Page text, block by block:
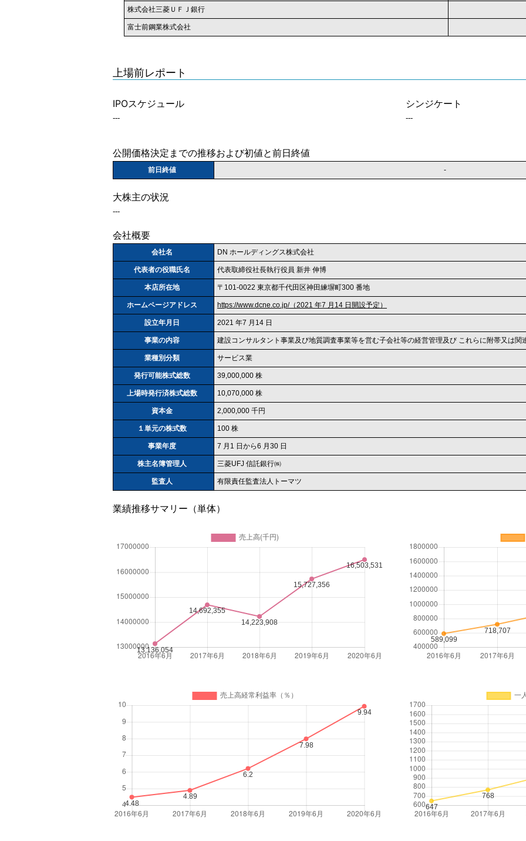
株式会社三菱ＵＦＪ銀行
富士前鋼業株式会社
上場前レポート
IPOスケジュール
---
シンジケート
---
公開価格決定までの推移および初値と前日終値
前日終値 -
大株主の状況
---
会社概要
会社名 DN ホールディングス株式会社
代表者の役職氏名 代表取締役社長執行役員 新井 伸博
本店所在地 〒101-0022 東京都千代田区神田練塀町300 番地
ホームページアドレス https://www.dcne.co.jp/（2021 年7 月14 日開設予定）
設立年月日 2021 年7 月14 日
事業の内容 建設コンサルタント事業及び地質調査事業等を営む子会社等の経営管理及び これらに附帯又は関
業種別分類 サービス業
発行可能株式総数 39,000,000 株
上場時発行済株式総数 10,070,000 株
資本金 2,000,000 千円
１単元の株式数 100 株
事業年度 7 月1 日から6 月30 日
株主名簿管理人 三菱UFJ 信託銀行㈱
監査人 有限責任監査法人トーマツ
業績推移サマリー（単体）